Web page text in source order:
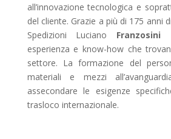
all’innovazione tecnologica e
del cliente. Grazie a più di 175 anni
Spedizioni Luciano Franzosini
esperienza e know-how che
settore. La formazione del
materiali e mezzi
assecondare le esigenze
trasloco internazionale.